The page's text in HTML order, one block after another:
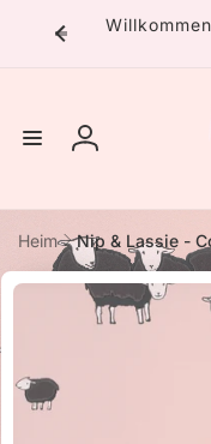
Inhalt
Einloggen
Heim Nip & Lassie -